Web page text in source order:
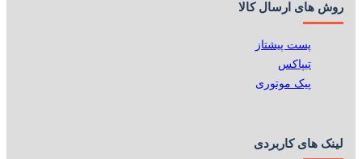
روش های ارسال کالا
پست پیشتاز
تیپاکس
پیک موتوری
لینک های کاربردی